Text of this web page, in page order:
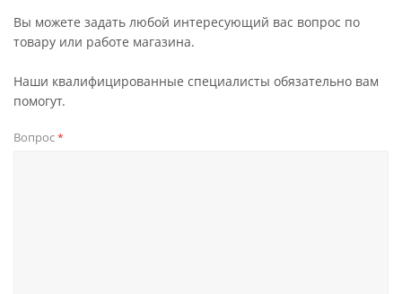
Вы можете задать любой интересующий вас вопрос по
товару или работе магазина.
Наши квалифицированные специалисты обязательно вам
помогут.
Вопрос*